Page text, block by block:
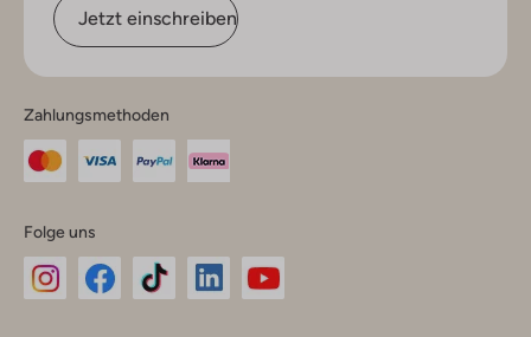
Jetzt einschreiben
Zahlungsmethoden
Folge uns